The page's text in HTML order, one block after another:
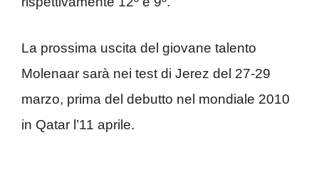
La prossima uscita del giovane talento
Molenaar sarà nei test di Jerez del 27-29
marzo, prima del debutto nel mondiale 2010
in Qatar l’11 aprile.